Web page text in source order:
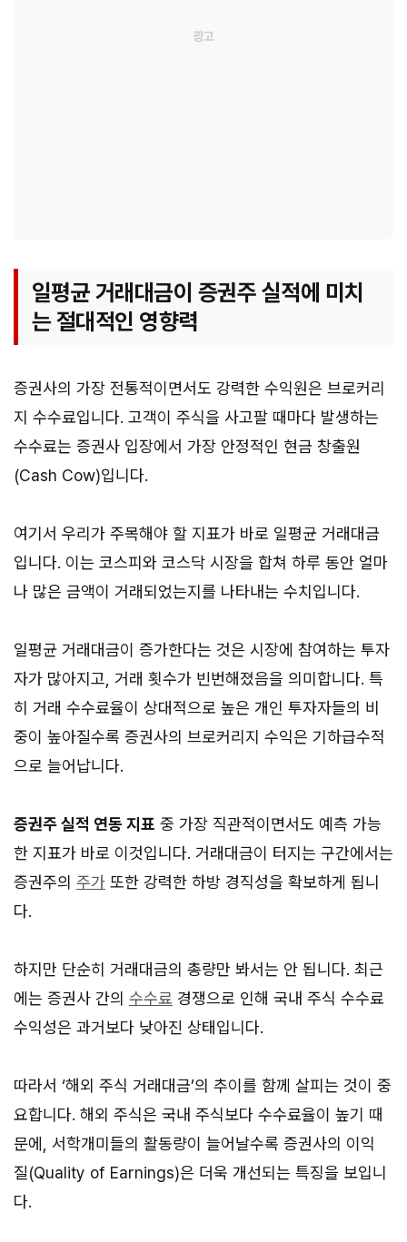
일평균 거래대금이 증권주 실적에 미치
는 절대적인 영향력
증권사의 가장 전통적이면서도 강력한 수익원은 브로커리
지 수수료입니다. 고객이 주식을 사고팔 때마다 발생하는
수수료는 증권사 입장에서 가장 안정적인 현금 창출원
(Cash Cow)입니다.
여기서 우리가 주목해야 할 지표가 바로 일평균 거래대금
입니다. 이는 코스피와 코스닥 시장을 합쳐 하루 동안 얼마
나 많은 금액이 거래되었는지를 나타내는 수치입니다.
일평균 거래대금이 증가한다는 것은 시장에 참여하는 투자
자가 많아지고, 거래 횟수가 빈번해졌음을 의미합니다. 특
히 거래 수수료율이 상대적으로 높은 개인 투자자들의 비
중이 높아질수록 증권사의 브로커리지 수익은 기하급수적
으로 늘어납니다.
증권주 실적 연동 지표 중 가장 직관적이면서도 예측 가능
한 지표가 바로 이것입니다. 거래대금이 터지는 구간에서는
증권주의 주가 또한 강력한 하방 경직성을 확보하게 됩니
다.
하지만 단순히 거래대금의 총량만 봐서는 안 됩니다. 최근
에는 증권사 간의 수수료 경쟁으로 인해 국내 주식 수수료
수익성은 과거보다 낮아진 상태입니다.
따라서 ‘해외 주식 거래대금’의 추이를 함께 살피는 것이 중
요합니다. 해외 주식은 국내 주식보다 수수료율이 높기 때
문에, 서학개미들의 활동량이 늘어날수록 증권사의 이익
질(Quality of Earnings)은 더욱 개선되는 특징을 보입니
다.